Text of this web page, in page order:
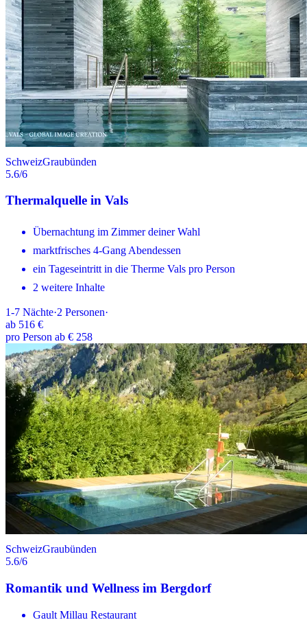
SchweizGraubünden
5.6/6
Thermalquelle in Vals
Übernachtung im Zimmer deiner Wahl
marktfrisches 4-Gang Abendessen
ein Tageseintritt in die Therme Vals pro Person
2 weitere Inhalte
1-7 Nächte·2 Personen·
ab 516 €
pro Person ab € 258
SchweizGraubünden
5.6/6
Romantik und Wellness im Bergdorf
Gault Millau Restaurant